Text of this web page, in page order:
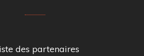
des partenaires